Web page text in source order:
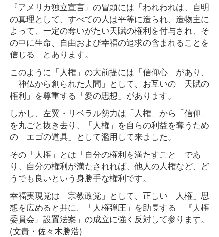
『アメリカ独立宣言』の冒頭には「われわれは、自明
の真理として、すべての人は平等に造られ、造物主に
よって、一定の奪いがたい天賦の権利を付与され、そ
の中に生命、自由および幸福の追求の含まれることを
信じる」とあります。
このように「人権」の大前提には「信仰心」があり、
「神仏から創られた人間」として、お互いの「天賦の
権利」を尊重する「愛の思想」があります。
しかし、左翼・リベラル勢力は「人権」から「信仰」
を丸ごと抜き去り、「人権」を自らの利益を奪うため
の「エゴの道具」として濫用して来ました。
その「人権」とは「自分の権利を満たすこと」であ
り、自分の権利が満たされれば、他人の人権など、ど
うでも良いという身勝手な権利です。
幸福実現党は「宗教政党」として、正しい「人権」思
想を広めると共に、「人権弾圧」を助長する「『人権
委員会』設置法案」の成立に強く反対して参ります。
(文責・佐々木勝浩)